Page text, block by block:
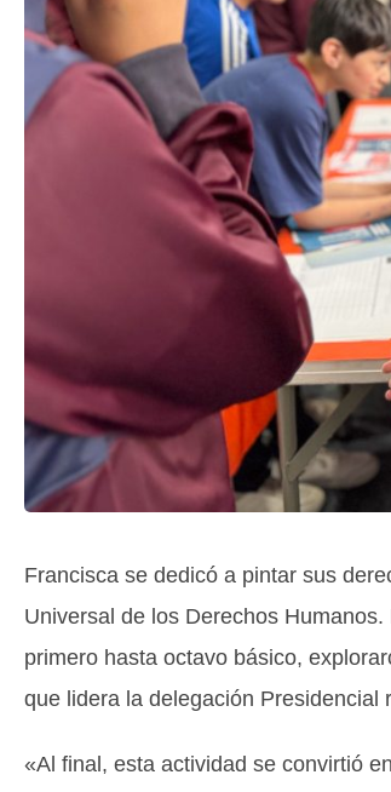
Francisca se dedicó a pintar sus
Universal de los Derechos
primero hasta octavo básico,
que lidera la delegación Presidencial
«Al final, esta actividad se convirtió